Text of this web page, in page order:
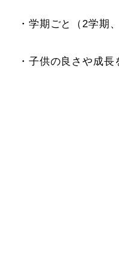
・学期ごと（2学期
・子供の良さや成